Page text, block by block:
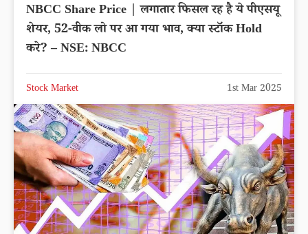
NBCC Share Price | लगातार फिसल रह है ये पीएसयू
शेयर, 52-वीक लो पर आ गया भाव, क्या स्टॉक Hold
करे? – NSE: NBCC
Stock Market 1st Mar 2025